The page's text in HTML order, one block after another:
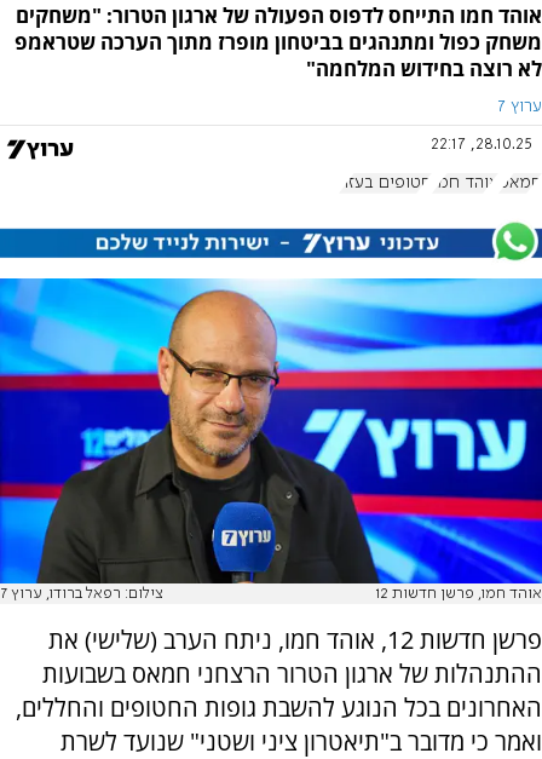
אוהד חמו התייחס לדפוס הפעולה של ארגון הטרור: "משחקים
משחק כפול ומתנהגים בביטחון מופרז מתוך הערכה שטראמפ
לא רוצה בחידוש המלחמה"
ערוץ 7
28.10.25, 22:17
חמאס אוהד חמו חטופים בעזה
אוהד חמו, פרשן חדשות 12 צילום: רפאל ברודו, ערוץ 7
פרשן חדשות 12, אוהד חמו, ניתח הערב (שלישי) את
ההתנהלות של ארגון הטרור הרצחני חמאס בשבועות
האחרונים בכל הנוגע להשבת גופות החטופים והחללים,
ואמר כי מדובר ב"תיאטרון ציני ושטני" שנועד לשרת